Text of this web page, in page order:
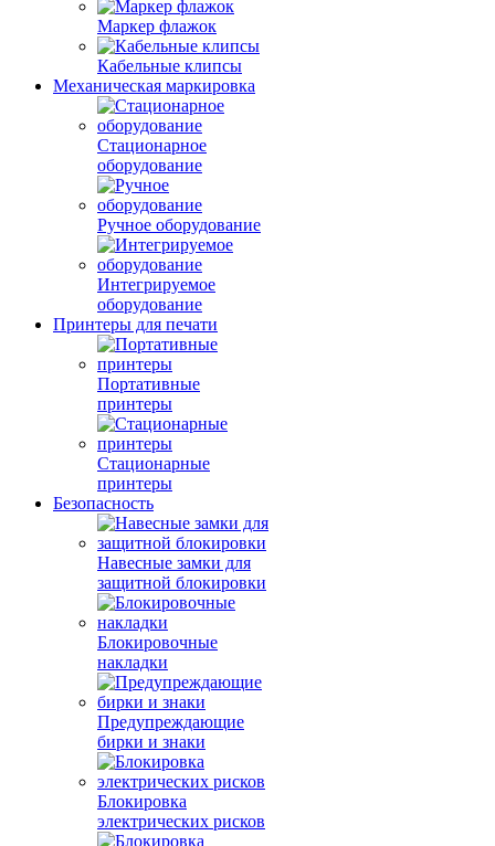
Маркер флажок
Кабельные клипсы
Механическая маркировка
Стационарное
оборудование
Ручное оборудование
Интегрируемое
оборудование
Принтеры для печати
Портативные
принтеры
Стационарные
принтеры
Безопасность
Навесные замки для
защитной блокировки
Блокировочные
накладки
Предупреждающие
бирки и знаки
Блокировка
электрических рисков